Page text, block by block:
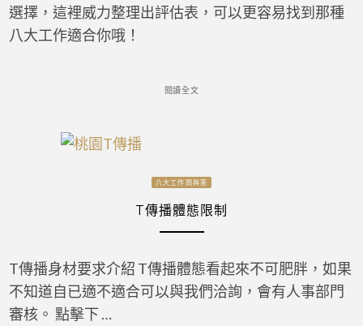
選擇，這裡威力整理出評估表，可以更容易找到那種
八大工作適合你哦！
閱讀全文
八大工作問與答
T傳播體態限制
T傳播身材要求介紹 T傳播體態看起來不可肥胖，如果
不知道自已適不適合可以與我們洽詢，會有人事部門
審核。 點擊下 …